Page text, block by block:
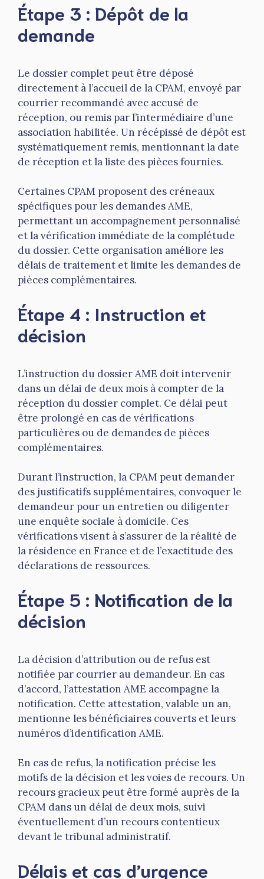
Étape 3 : Dépôt de la
demande
Le dossier complet peut être déposé
directement à l’accueil de la CPAM, envoyé par
courrier recommandé avec accusé de
réception, ou remis par l’intermédiaire d’une
association habilitée. Un récépissé de dépôt est
systématiquement remis, mentionnant la date
de réception et la liste des pièces fournies.
Certaines CPAM proposent des créneaux
spécifiques pour les demandes AME,
permettant un accompagnement personnalisé
et la vérification immédiate de la complétude
du dossier. Cette organisation améliore les
délais de traitement et limite les demandes de
pièces complémentaires.
Étape 4 : Instruction et
décision
L’instruction du dossier AME doit intervenir
dans un délai de deux mois à compter de la
réception du dossier complet. Ce délai peut
être prolongé en cas de vérifications
particulières ou de demandes de pièces
complémentaires.
Durant l’instruction, la CPAM peut demander
des justificatifs supplémentaires, convoquer le
demandeur pour un entretien ou diligenter
une enquête sociale à domicile. Ces
vérifications visent à s’assurer de la réalité de
la résidence en France et de l’exactitude des
déclarations de ressources.
Étape 5 : Notification de la
décision
La décision d’attribution ou de refus est
notifiée par courrier au demandeur. En cas
d’accord, l’attestation AME accompagne la
notification. Cette attestation, valable un an,
mentionne les bénéficiaires couverts et leurs
numéros d’identification AME.
En cas de refus, la notification précise les
motifs de la décision et les voies de recours. Un
recours gracieux peut être formé auprès de la
CPAM dans un délai de deux mois, suivi
éventuellement d’un recours contentieux
devant le tribunal administratif.
Délais et cas d’urgence